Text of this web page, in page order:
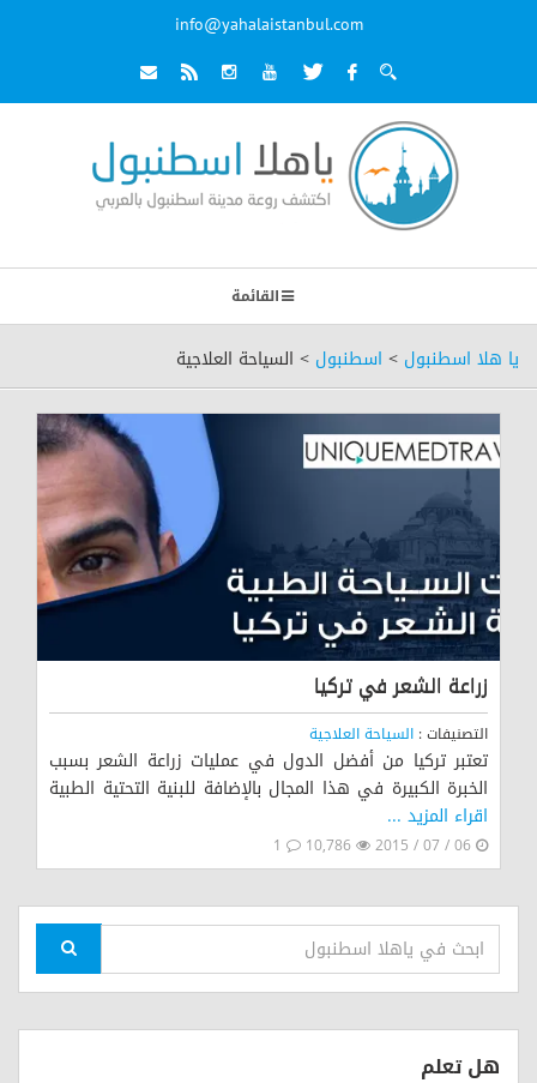
info@yahalaistanbul.com
القائمة
يا هلا اسطنبول > اسطنبول > السياحة العلاجية
زراعة الشعر في تركيا
التصنيفات : السياحة العلاجية
تعتبر تركيا من أفضل الدول في عمليات زراعة الشعر بسبب
الخبرة الكبيرة في هذا المجال بالإضافة للبنية التحتية الطبية
اقراء المزيد ...
هل تعلم